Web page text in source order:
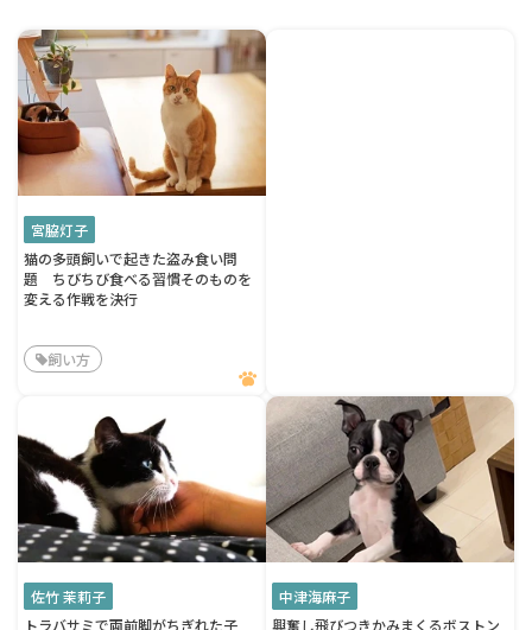
宮脇灯子
猫の多頭飼いで起きた盗み食い問
題 ちびちび食べる習慣そのものを
変える作戦を決行
飼い方
佐竹 茉莉子
トラバサミで両前脚がちぎれた子
中津海麻子
興奮し飛びつきかみまくるボストン